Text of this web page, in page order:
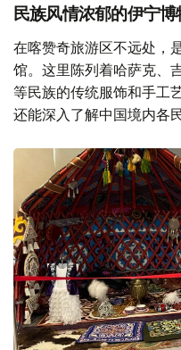
民族风情浓郁的伊宁博
在喀赞奇旅游区不远处，
馆。这里陈列着哈萨克、
等民族的传统服饰和手工
还能深入了解中国境内各